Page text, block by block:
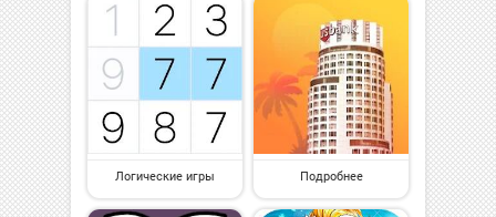
Логические игры Подробнее